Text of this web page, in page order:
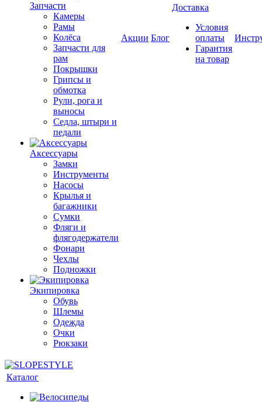
Запчасти
Камеры
Рамы
Колёса
Запчасти для
рам
Покрышки
Грипсы и
обмотка
Рули, рога и
выносы
Седла, штыри и
педали
Аксессуары
Замки
Инструменты
Насосы
Крылья и
багажники
Сумки
Фляги и
флягодержатели
Фонари
Чехлы
Подножки
Экипировка
Обувь
Шлемы
Одежда
Очки
Рюкзаки
Акции Блог
Доставка
Условия
оплаты
Гарантия
на товар
Каталог